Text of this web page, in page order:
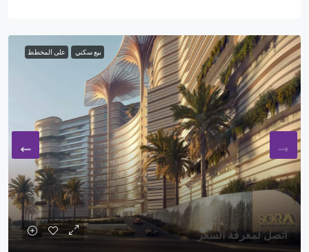
بيع سكني على المخطط
اتصل لمعرفة السعر